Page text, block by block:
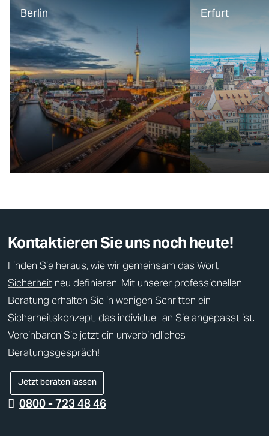
Berlin Erfurt
Kontaktieren Sie uns noch heute!
Finden Sie heraus, wie wir gemeinsam das Wort
Sicherheit neu definieren. Mit unserer professionellen
Beratung erhalten Sie in wenigen Schritten ein
Sicherheitskonzept, das individuell an Sie angepasst ist.
Vereinbaren Sie jetzt ein unverbindliches
Beratungsgespräch!
Jetzt beraten lassen
0800 - 723 48 46